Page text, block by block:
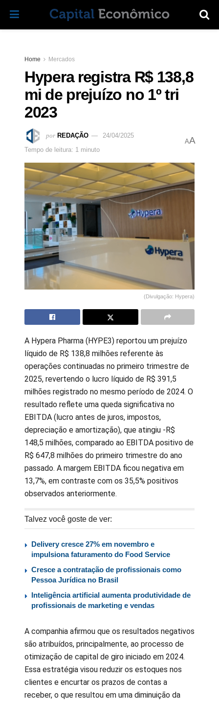
Home Mercados
Hypera registra R$ 138,8
mi de prejuízo no 1º tri
2023
por REDAÇÃO
24/04/2025
Tempo de leitura: 1 minuto
AA
(Divulgação: Hypera)
A Hypera Pharma (HYPE3) reportou um prejuízo
líquido de R$ 138,8 milhões referente às
operações continuadas no primeiro trimestre de
2025, revertendo o lucro líquido de R$ 391,5
milhões registrado no mesmo período de 2024. O
resultado reflete uma queda significativa no
EBITDA (lucro antes de juros, impostos,
depreciação e amortização), que atingiu -R$
148,5 milhões, comparado ao EBITDA positivo de
R$ 647,8 milhões do primeiro trimestre do ano
passado. A margem EBITDA ficou negativa em
13,7%, em contraste com os 35,5% positivos
observados anteriormente.
Talvez você goste de ver:
Delivery cresce 27% em novembro e
impulsiona faturamento do Food Service
Cresce a contratação de profissionais como
Pessoa Jurídica no Brasil
Inteligência artificial aumenta produtividade de
profissionais de marketing e vendas
A companhia afirmou que os resultados negativos
são atribuídos, principalmente, ao processo de
otimização de capital de giro iniciado em 2024.
Essa estratégia visou reduzir os estoques nos
clientes e encurtar os prazos de contas a
receber, o que resultou em uma diminuição da